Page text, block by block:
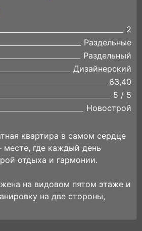
2
Раздельные
Раздельный
Дизайнерский
63,40
5 / 5
Новострой
квартира в самом сердце
где каждый день
отдыха и гармонии.
на видовом пятом этаже и
на две стороны,